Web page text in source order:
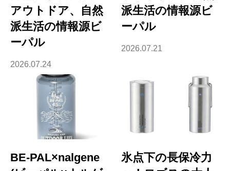
アウトドア、自然
派生活の情報源ビ
ーパル
2026.07.24
派生活の情報源ビ
ーパル
2026.07.21
BE-PAL×nalgene
氷点下の長保冷力